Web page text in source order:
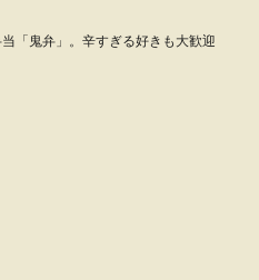
「鬼弁」。辛すぎる好きも大歓迎